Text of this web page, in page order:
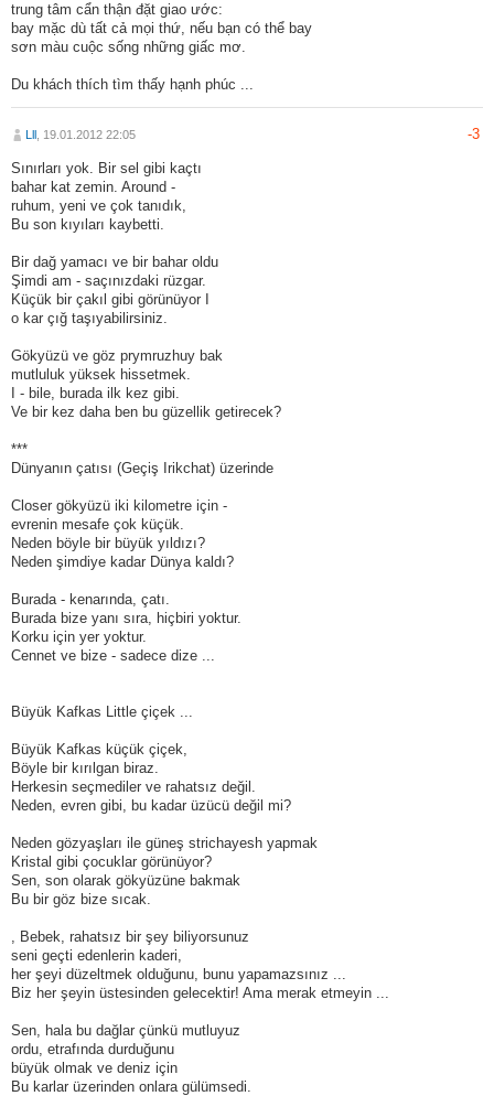
trung tâm cẩn thận đặt giao ước:
bay mặc dù tất cả mọi thứ, nếu bạn có thể bay
sơn màu cuộc sống những giấc mơ.
Du khách thích tìm thấy hạnh phúc ...
Lll , 19.01.2012 22:05 -3
Sınırları yok. Bir sel gibi kaçtı
bahar kat zemin. Around -
ruhum, yeni ve çok tanıdık,
Bu son kıyıları kaybetti.
Bir dağ yamacı ve bir bahar oldu
Şimdi am - saçınızdaki rüzgar.
Küçük bir çakıl gibi görünüyor I
o kar çığ taşıyabilirsiniz.
Gökyüzü ve göz prymruzhuy bak
mutluluk yüksek hissetmek.
I - bile, burada ilk kez gibi.
Ve bir kez daha ben bu güzellik getirecek?
***
Dünyanın çatısı (Geçiş Irikchat) üzerinde
Closer gökyüzü iki kilometre için -
evrenin mesafe çok küçük.
Neden böyle bir büyük yıldızı?
Neden şimdiye kadar Dünya kaldı?
Burada - kenarında, çatı.
Burada bize yanı sıra, hiçbiri yoktur.
Korku için yer yoktur.
Cennet ve bize - sadece dize ...
Büyük Kafkas Little çiçek ...
Büyük Kafkas küçük çiçek,
Böyle bir kırılgan biraz.
Herkesin seçmediler ve rahatsız değil.
Neden, evren gibi, bu kadar üzücü değil mi?
Neden gözyaşları ile güneş strichayesh yapmak
Kristal gibi çocuklar görünüyor?
Sen, son olarak gökyüzüne bakmak
Bu bir göz bize sıcak.
, Bebek, rahatsız bir şey biliyorsunuz
seni geçti edenlerin kaderi,
her şeyi düzeltmek olduğunu, bunu yapamazsınız ...
Biz her şeyin üstesinden gelecektir! Ama merak etmeyin ...
Sen, hala bu dağlar çünkü mutluyuz
ordu, etrafında durduğunu
büyük olmak ve deniz için
Bu karlar üzerinden onlara gülümsedi.